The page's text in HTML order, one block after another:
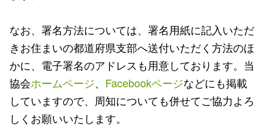
なお、署名方法については、署名用紙に記入いただ
きお住まいの都道府県支部へ送付いただく方法のほ
かに、電子署名のアドレスも用意しております。当
協会ホームページ、 Facebookページなどにも掲載
していますので、周知についても併せてご協力よろ
しくお願いいたします。